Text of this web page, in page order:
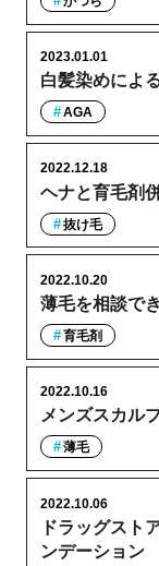
白髪染めによ
2023.01.01
AGA
ヘナと育毛剤
2022.12.18
抜け毛
薄毛を相談で
2022.10.20
育毛剤
メンズスカル
2022.10.16
薄毛
ドラッグスト
ンデーション
2022.10.06